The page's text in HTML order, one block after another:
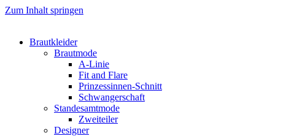
Zum Inhalt springen
Brautkleider
Brautmode
A-Linie
Fit and Flare
Prinzessinnen-Schnitt
Schwangerschaft
Standesamtmode
Zweiteiler
Designer